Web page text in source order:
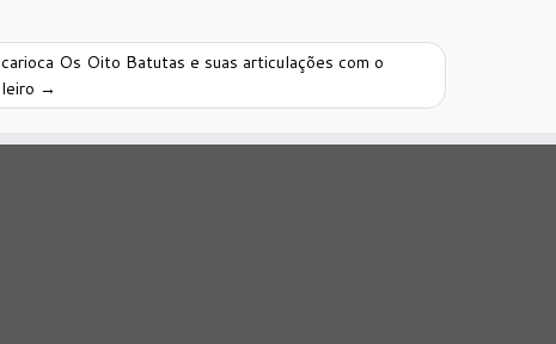
Os Oito Batutas e suas articulações com o
→